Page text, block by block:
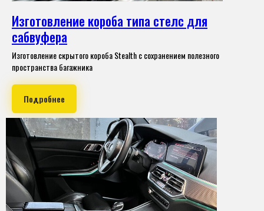
Изготовление короба типа стелс для
сабвуфера
Изготовление скрытого короба Stealth с сохранением полезного
пространства багажника
Подробнее